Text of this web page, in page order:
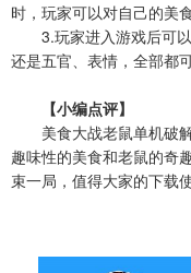
时，玩家可以对自己的美
3.玩家进入游戏后可以
还是五官、表情，全部都
【小编点评】
美食大战老鼠单机破解
趣味性的美食和老鼠的奇
束一局，值得大家的下载